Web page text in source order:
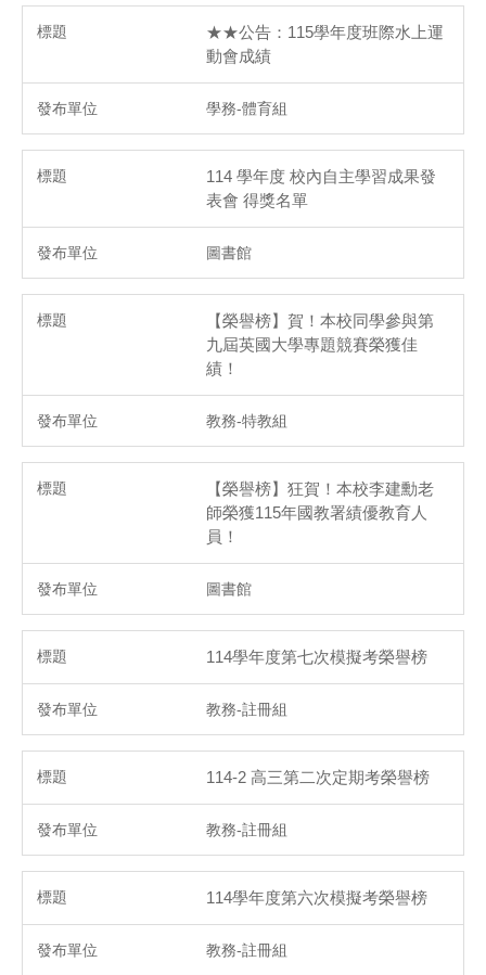
★★公告：115學年度班際水上運
動會成績
學務-體育組
114 學年度 校內自主學習成果發
表會 得獎名單
圖書館
【榮譽榜】賀！本校同學參與第
九屆英國大學專題競賽榮獲佳
績！
教務-特教組
【榮譽榜】狂賀！本校李建勳老
師榮獲115年國教署績優教育人
員！
圖書館
114學年度第七次模擬考榮譽榜
教務-註冊組
114-2 高三第二次定期考榮譽榜
教務-註冊組
114學年度第六次模擬考榮譽榜
教務-註冊組